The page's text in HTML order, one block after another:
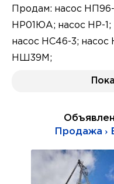
Продам: насос
НР01ЮА; насос НР-1;
насос НС46-3;
НШ39М;
Продам: насос
918А (МТ-800);
4062 (МТ-800);
насос 4073Т; насос
Продажа ›